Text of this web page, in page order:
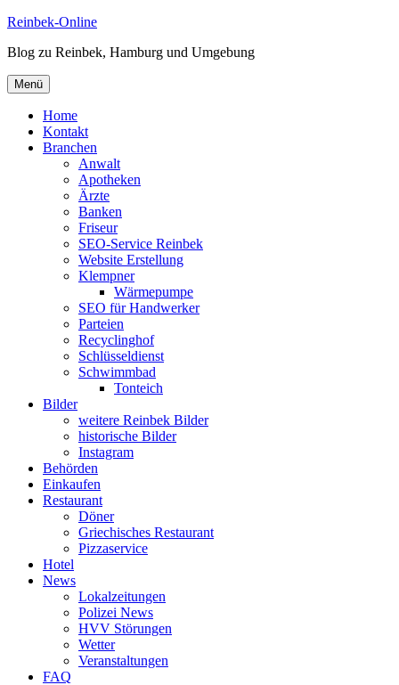
Zum
springen
Reinbek-Online
Blog zu Reinbek, Hamburg und Umgebung
Menü
Home
Kontakt
Branchen
Anwalt
Apotheken
Ärzte
Banken
Friseur
SEO-Service Reinbek
Website Erstellung
Klempner
Wärmepumpe
SEO für Handwerker
Parteien
Recyclinghof
Schlüsseldienst
Schwimmbad
Tonteich
Bilder
weitere Reinbek Bilder
historische Bilder
Instagram
Behörden
Einkaufen
Restaurant
Döner
Griechisches Restaurant
Pizzaservice
Hotel
News
Lokalzeitungen
Polizei News
HVV Störungen
Wetter
Veranstaltungen
FAQ